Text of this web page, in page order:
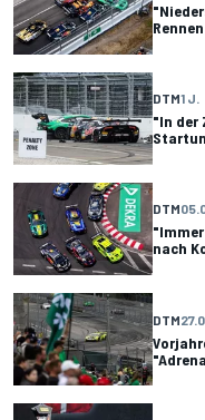
DTM1 J.
"In der
DTM
nach
DTM